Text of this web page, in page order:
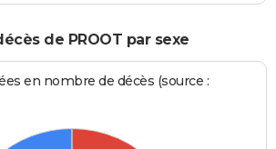
de PROOT par sexe
en nombre de décès (source :